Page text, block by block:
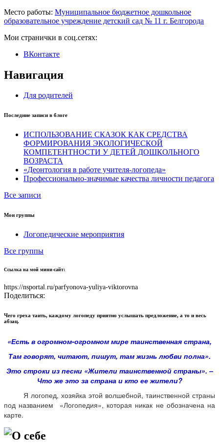
Место работы: Муниципальное бюджетное дошкольное
образовательное учреждение детский сад № 11 г. Белгорода
Мои странички в соц.сетях:
ВКонтакте
Навигация
Для родителей
Последние записи в блоге
ИСПОЛЬЗОВАНИЕ СКАЗОК КАК СРЕДСТВА
ФОРМИРОВАНИЯ ЭКОЛОГИЧЕСКОЙ
КОМПЕТЕНТНОСТИ У ДЕТЕЙ ДОШКОЛЬНОГО
ВОЗРАСТА
«Деонтология в работе учителя-логопеда»
Профессионально-значимые качества личности педагога
Все записи
Мои группы
Логопедические мероприятия
Все группы
Ссылка на мой мини-сайт:
https://nsportal.ru/parfyonova-yuliya-viktorovna
Поделиться:
Чего греха таить, каждому логопеду приятно услышать предложение, а то и весь
абзац.
«Есть в огромном-огромном мире таинственная страна,
Там говорят, читают, пишут, там жизнь любви полна».
Это строки из песни «Жители таинственной страны». –
Что же это за страна и кто ее жители?
Я логопед, хозяйка этой волшебной, таинственной страны
под названием «Логопедия», которая никак не обозначена на
карте.
О себе